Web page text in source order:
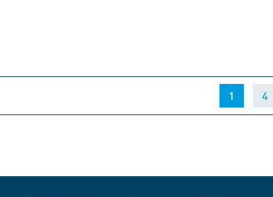
1 (current)
4